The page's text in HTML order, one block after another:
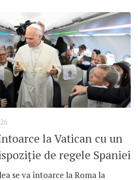
la Vatican cu un
de regele Spaniei
se va întoarce la Roma la